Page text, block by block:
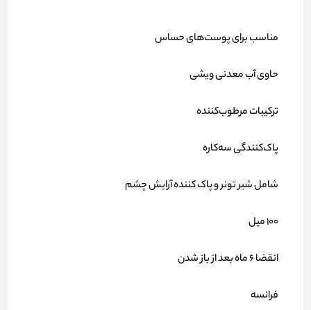
مناسب برای پوست‌های حساس
حاوی آب معدنی ویشی
ترکیبات مرطوب‌کننده
پاک‌کنندگی سه‌کاره
شامل شیر تونر و پاک کننده آرایش چشم
100 میل
انقضا 6 ماه بعد از باز شدن
فرانسه